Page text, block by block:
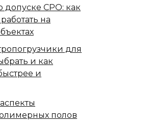
допуске СРО: как
на
для
и как
и
полов